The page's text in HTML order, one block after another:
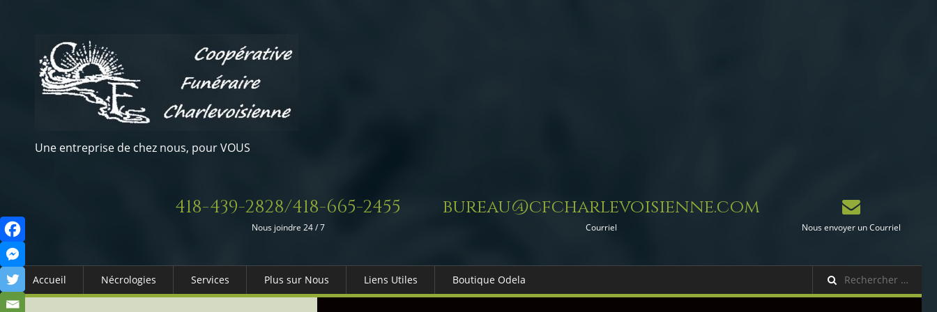
Une entreprise de chez nous, pour VOUS
418-439-2828/418-665-2455
Nous joindre 24 / 7
bureau@cfcharlevoisienne.com
Courriel Nous envoyer un Courriel
Accueil Nécrologies Services Plus sur Nous Liens Utiles Boutique Odela